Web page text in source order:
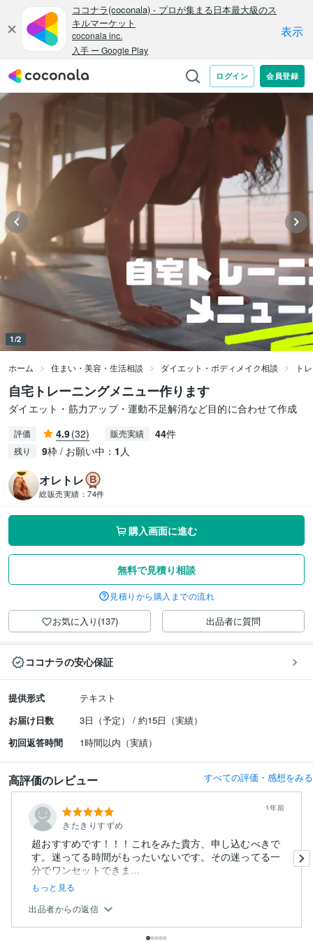
1/2
ホーム 住まい・美容・生活相談 ダイエット・ボディメイク相談 ト
自宅トレーニングメニュー作ります
ダイエット・筋力アップ・運動不足解消など目的に合わせて作成
評価 4.9(32) 販売実績 44件
残り 9枠 / お願い中： 1 人
オレトレ
総販売実績： 74件
購入画面に進む
無料で見積り相談
見積りから購入までの流れ
お気に入り(137) 出品者に質問
ココナラの安心保証
提供形式
テキスト
お届け日数
3日（予定） / 約15日（実績）
初回返答時間
1時間以内（実績）
高評価のレビュー すべての評価・感想をみる
きたきりすずめ
1年前
超おすすめです！！！これをみた貴方、申し込むべきで
す。迷ってる時間がもったいないです。その迷ってる一
分でワンセットできま...
もっと見る
出品者からの返信